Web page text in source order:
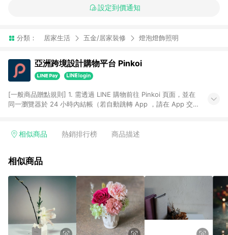
設定到價通知
分類： 居家生活 五金/居家裝修 燈泡燈飾照明
亞洲跨境設計購物平台 Pinkoi
[一般商品贈點規則] 1. 需透過 LINE 購物前往 Pinkoi 頁面，並在
同一瀏覽器於 24 小時內結帳（若自動跳轉 App ，請在 App 交
回饋訂單不得享有 Pinkoi 站方優惠，例如首購優惠，P coins，
行為，不具贈點資格，部分退款不在此限。 6. APP 請更新至
貨後 45 天後發送。 8. 群眾募資商品，禮物卡，開館保證金，補
運費，攤位費等不具贈點資格。 9. LINE 購物站上之商品規格、
顏色、價位、贈品如與 Pinkoi 商品資訊頁及購物車不符，以
Pinkoi 購物商品資訊頁及購物車標示為準。 10. 點數紅包使用規
則請以點數紅包活動說明為準。 11. 若於 LINE 購物前往 Pinkoi
頁面後才首次下載 Pinkoi APP 並完成訂單，不符合導購資格；承
相似商品 熱銷排行榜 商品描述
相似商品